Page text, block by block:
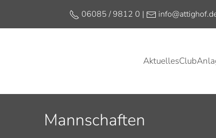
06085 / 9812 0 |
AktuellesClub
Mannschaften